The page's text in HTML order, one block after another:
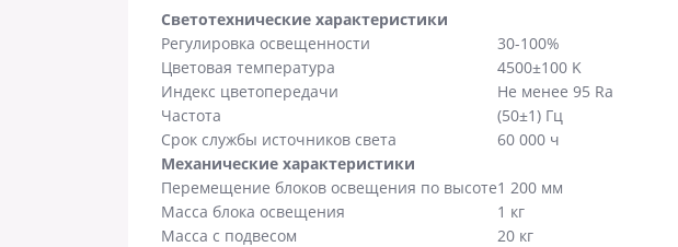
Светотехнические характеристики
Регулировка освещенности
30-100%
Цветовая температура
4500±100 K
Индекс цветопередачи
Не менее 95 Ra
Частота
(50±1) Гц
Срок службы источников света
60 000 ч
Механические характеристики
Перемещение блоков освещения по высоте1 200 мм
Масса блока освещения
1 кг
Масса с подвесом
20 кг